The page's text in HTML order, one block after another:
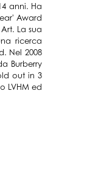
anni. Ha
Award
La sua
ricerca
Nel 2008
Burberry
out in 3
LVHM ed